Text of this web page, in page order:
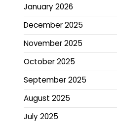
January 2026
December 2025
November 2025
October 2025
September 2025
August 2025
July 2025